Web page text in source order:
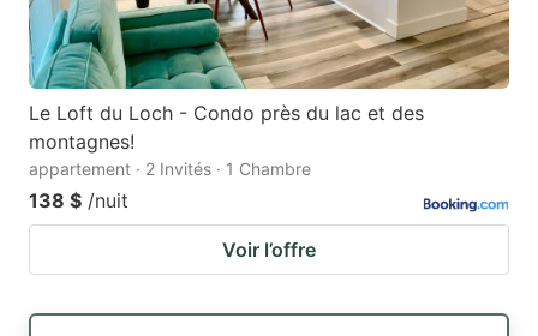
Le Loft du Loch - Condo près du lac et des
montagnes!
appartement · 2 Invités · 1 Chambre
138 $ /nuit
Voir l’offre